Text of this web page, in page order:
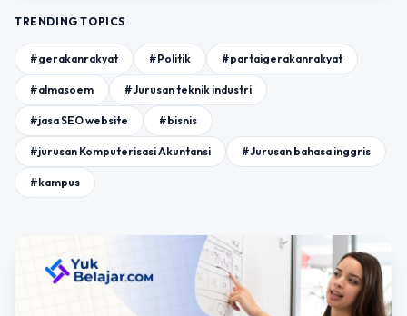
TRENDING TOPICS
#gerakanrakyat #Politik #partaigerakanrakyat
#almasoem #Jurusan teknik industri
#jasa SEO website #bisnis
#jurusan Komputerisasi Akuntansi #Jurusan bahasa inggris
#kampus